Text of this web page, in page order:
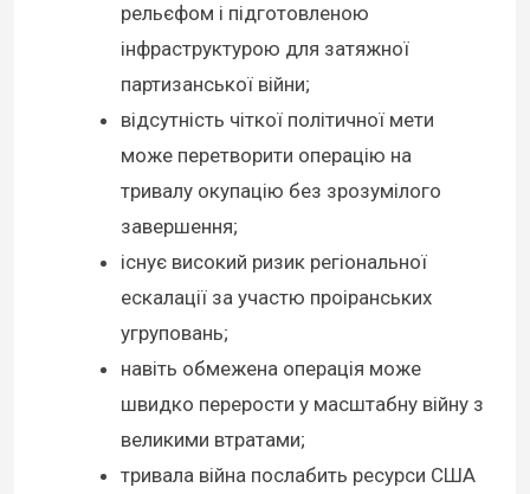
рельєфом і підготовленою
інфраструктурою для затяжної
партизанської війни;
відсутність чіткої політичної мети
може перетворити операцію на
тривалу окупацію без зрозумілого
завершення;
існує високий ризик регіональної
ескалації за участю проіранських
угруповань;
навіть обмежена операція може
швидко перерости у масштабну війну з
великими втратами;
тривала війна послабить ресурси США